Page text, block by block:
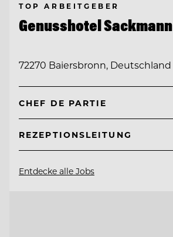
TOP ARBEITGEBER
Genusshotel Sackmann
72270 Baiersbronn, Deutschland
CHEF DE PARTIE
REZEPTIONSLEITUNG
Entdecke alle Jobs